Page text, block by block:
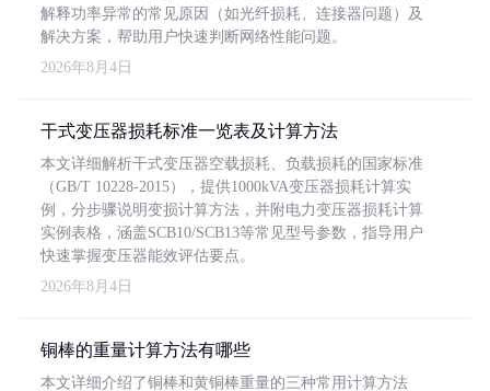
解释功率异常的常见原因（如光纤损耗、连接器问题）及
解决方案，帮助用户快速判断网络性能问题。
2026年8月4日
干式变压器损耗标准一览表及计算方法
本文详细解析干式变压器空载损耗、负载损耗的国家标准
（GB/T 10228-2015），提供1000kVA变压器损耗计算实
例，分步骤说明变损计算方法，并附电力变压器损耗计算
实例表格，涵盖SCB10/SCB13等常见型号参数，指导用户
快速掌握变压器能效评估要点。
2026年8月4日
铜棒的重量计算方法有哪些
本文详细介绍了铜棒和黄铜棒重量的三种常用计算方法